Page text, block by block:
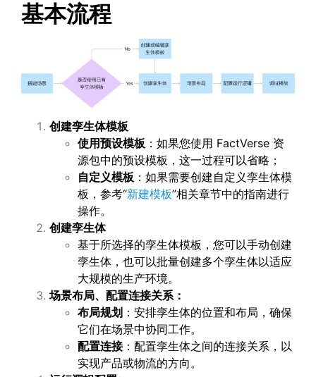
基本流程
创建孪生体模板
使用预设模板 ：如果您使用 FactVerse 资
源包中的预设模板，这一过程可以省略；
自定义模板 ：如果需要创建自定义孪生体模
板，参考“新建模板”相关章节中的指南进行
操作。
创建孪生体
基于所选择的孪生体模板，您可以手动创建
孪生体，也可以批量创建多个孪生体以适应
大规模的生产环境。
场景布局、配置连接关系：
布局规划 ：安排孪生体的位置和布局，确保
它们在场景中协同工作。
配置连接：配置孪生体之间的连接关系，以
实现产品或物流的方向。